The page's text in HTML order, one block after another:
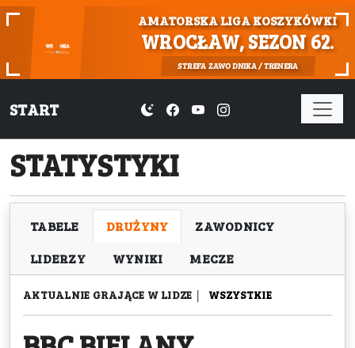
AMATORSKA LIGA KOSZYKÓWKI
WROCŁAW, SEZON 62.
STREFA ZAWODNIKA / TRENERA
START
STATYSTYKI
TABELE DRUŻYNY
ZAWODNICY
LIDERZY
WYNIKI MECZE
AKTUALNIE GRAJĄCE W LIDZE | WSZYSTKIE